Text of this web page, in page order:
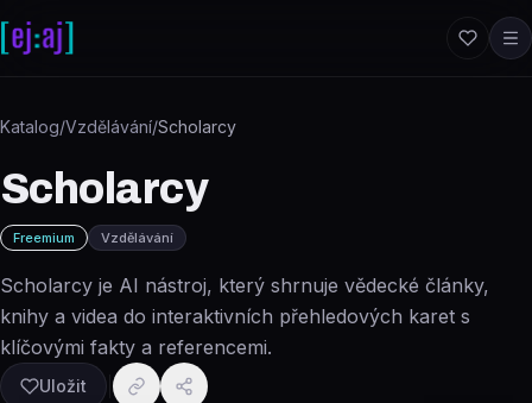
Katalog/Vzdělávání/Scholarcy
Scholarcy
Freemium Vzdělávání
Scholarcy je AI nástroj, který shrnuje vědecké články,
knihy a videa do interaktivních přehledových karet s
klíčovými fakty a referencemi.
Uložit